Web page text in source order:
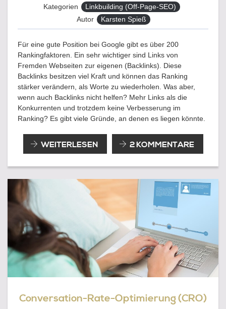
Kategorien
Linkbuilding (Off-Page-SEO)
Autor
Karsten Spieß
Für eine gute Position bei Google gibt es über 200
Rankingfaktoren. Ein sehr wichtiger sind Links von
Fremden Webseiten zur eigenen (Backlinks). Diese
Backlinks besitzen viel Kraft und können das Ranking
stärker verändern, als Worte zu wiederholen. Was aber,
wenn auch Backlinks nicht helfen? Mehr Links als die
Konkurrenten und trotzdem keine Verbesserung im
Ranking? Es gibt viele Gründe, an denen es liegen könnte.
WENN
BACKLINKS
NICHT
WEITERLESEN 2 KOMMENTARE
Conversation-Rate-Optimierung (CRO)